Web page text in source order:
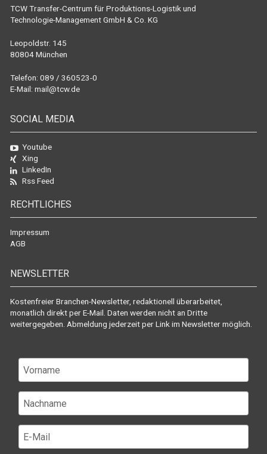
TCW Transfer-Centrum für Produktions-Logistik und
Technologie-Management GmbH & Co. KG
Leopoldstr. 145
80804 München
Telefon: 089 / 360523-0
E-Mail: mail@tcw.de
SOCIAL MEDIA
Youtube
Xing
LinkedIn
Rss Feed
RECHTLICHES
Impressum
AGB
NEWSLETTER
Kostenfreier Branchen-Newsletter, redaktionell überarbeitet,
monatlich direkt per E-Mail. Daten werden nicht an Dritte
weitergegeben. Abmeldung jederzeit per Link im Newsletter möglich.